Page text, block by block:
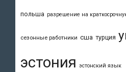
польша разрешение на
сезонные работники сша турция
эстония эстонский язык